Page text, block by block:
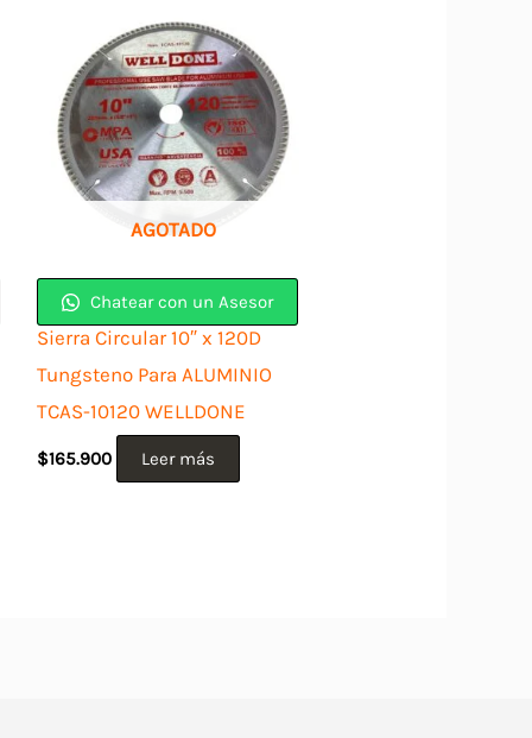
AGOTADO
Chatear con un Asesor
Sierra Circular 10″ x 120D
Tungsteno Para ALUMINIO
TCAS-10120 WELLDONE
$165.900 Leer más